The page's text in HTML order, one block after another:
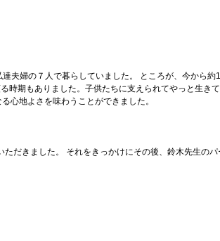
婦の７人で暮らしていました。 ところが、今から
期もありました。子供たちに支えられてやっと生き
心地よさを味わうことができました。
だきました。 それをきっかけにその後、鈴木先生の